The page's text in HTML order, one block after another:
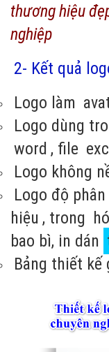
thương hiệu
nghiệp
2- Kết quả
Logo làm
Logo dùng
word , file
Logo không
Logo độ
hiệu , trong
bao bì, in dán
Bảng thiết kế